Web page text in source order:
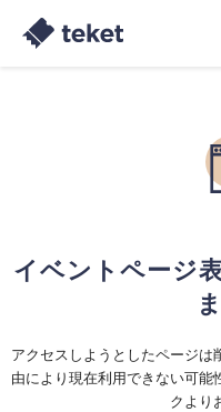
イベントページ
アクセスしようとしたページは
由により現在利用できない可能
クより